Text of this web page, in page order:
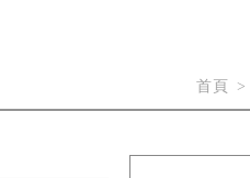
首頁